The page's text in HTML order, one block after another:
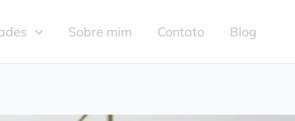
Sobre mim Contato Blog